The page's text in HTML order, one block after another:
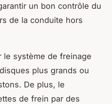
un bon contrôle du
de la conduite hors
le système de freinage
plus grands ou
De plus, le
de frein par des